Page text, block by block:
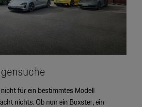
für ein bestimmtes Modell
nichts. Ob nun ein Boxster, ein